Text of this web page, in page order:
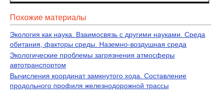
Похожие материалы
Экология как наука. Взаимосвязь с другими науками. Среда
обитания, факторы среды. Наземно-воздушная среда
Экологические проблемы загрязнения атмосферы
автотранспортом
Вычисления координат замкнутого хода. Составление
продольного профиля железнодорожной трассы